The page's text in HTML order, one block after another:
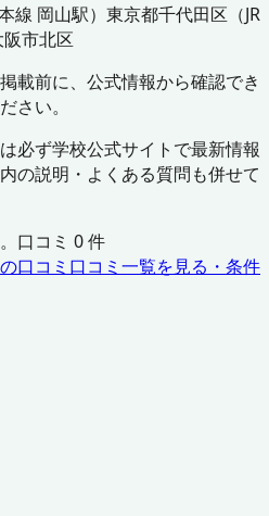
線 岡山駅） 東京都千代田区 （JR
阪市北区
載前に、公式情報から確認でき
さい。
必ず学校公式サイトで最新情報
の説明・よくある質問も併せて
口コミ 0件
口コミ 口コミ一覧を見る・条件